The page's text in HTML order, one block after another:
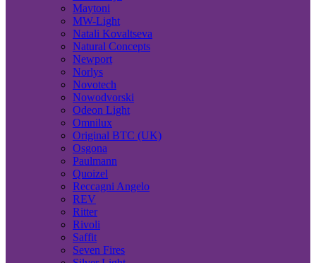
Maytoni
MW-Light
Natali Kovaltseva
Natural Concepts
Newport
Norlys
Novotech
Nowodvorski
Odeon Light
Omnilux
Original BTC (UK)
Osgona
Paulmann
Quoizel
Reccagni Angelo
REV
Ritter
Rivoli
Saffit
Seven Fires